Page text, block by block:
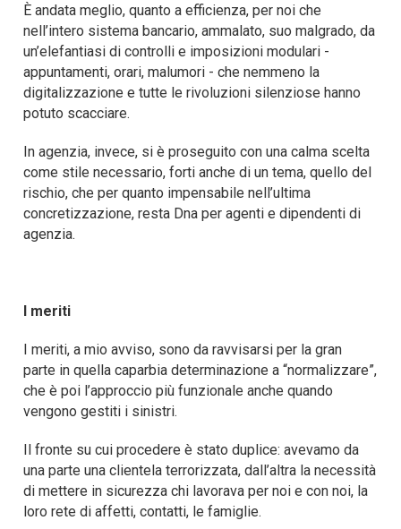
È andata meglio, quanto a efficienza, per noi che
nell’intero sistema bancario, ammalato, suo malgrado, da
un’elefantiasi di controlli e imposizioni modulari -
appuntamenti, orari, malumori - che nemmeno la
digitalizzazione e tutte le rivoluzioni silenziose hanno
potuto scacciare.
In agenzia, invece, si è proseguito con una calma scelta
come stile necessario, forti anche di un tema, quello del
rischio, che per quanto impensabile nell’ultima
concretizzazione, resta Dna per agenti e dipendenti di
agenzia.
I meriti
I meriti, a mio avviso, sono da ravvisarsi per la gran
parte in quella caparbia determinazione a “normalizzare”,
che è poi l’approccio più funzionale anche quando
vengono gestiti i sinistri.
Il fronte su cui procedere è stato duplice: avevamo da
una parte una clientela terrorizzata, dall’altra la necessità
di mettere in sicurezza chi lavorava per noi e con noi, la
loro rete di affetti, contatti, le famiglie.